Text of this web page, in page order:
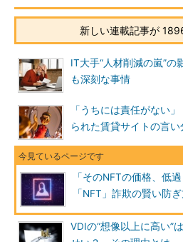
新しい連載記事が
IT大手“人材削減の嵐”の
も深刻な事情
「うちには責任がない
られた賃貸サイトの言い
「そのNFTの価格、低
「NFT」詐欺の賢い防
VDIの“想像以上に高い”